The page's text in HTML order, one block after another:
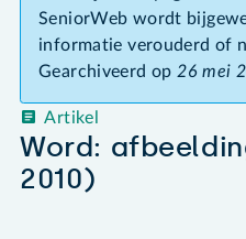
SeniorWeb wordt
informatie verouderd of
Gearchiveerd op 26 mei
Word:
2010)
Artikel